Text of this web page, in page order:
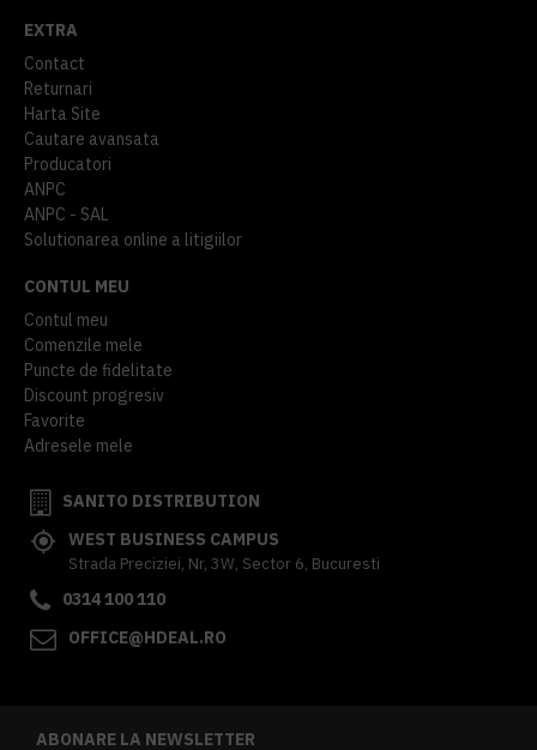
EXTRA
Contact
Returnari
Harta Site
Cautare avansata
Producatori
ANPC
ANPC - SAL
Solutionarea online a litigiilor
CONTUL MEU
Contul meu
Comenzile mele
Puncte de fidelitate
Discount progresiv
Favorite
Adresele mele
SANITO DISTRIBUTION
WEST BUSINESS CAMPUS
Strada Preciziei, Nr, 3W, Sector 6, Bucuresti
0314 100 110
OFFICE@HDEAL.RO
ABONARE LA NEWSLETTER